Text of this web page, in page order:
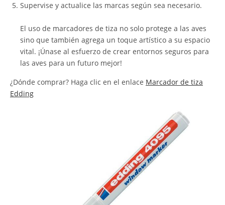
Supervise y actualice las marcas según sea necesario.
El uso de marcadores de tiza no solo protege a las aves
sino que también agrega un toque artístico a su espacio
vital. ¡Únase al esfuerzo de crear entornos seguros para
las aves para un futuro mejor!
¿Dónde comprar? Haga clic en el enlace Marcador de tiza
Edding